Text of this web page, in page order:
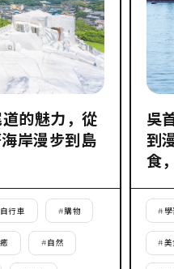
道的魅力，從
岸漫步到島
行車 #購物
#自然
吳
到
食
# 學
#美